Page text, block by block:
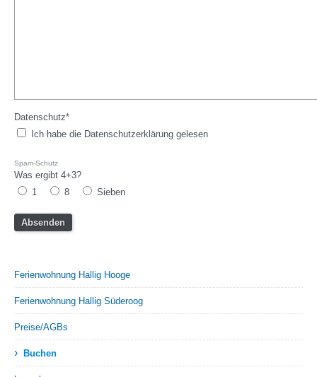
Datenschutz*
Ich habe die Datenschutzerklärung gelesen
Spam-Schutz
Was ergibt 4+3?
1
8 Sieben
Ferienwohnung Hallig Hooge
Ferienwohnung Hallig Süderoog
Preise/AGBs
› Buchen